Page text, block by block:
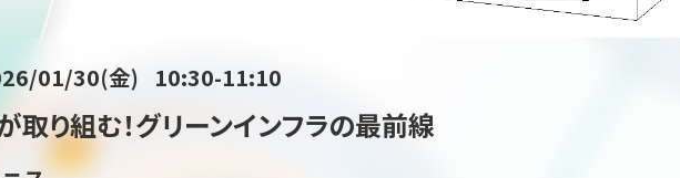
01/30(金) 10:30-11:10
取り組む！グリーンインフラの最前線